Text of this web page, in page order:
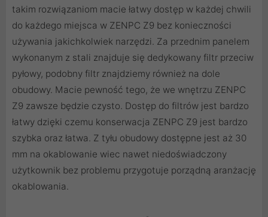
takim rozwiązaniom macie łatwy dostęp w każdej chwili
do każdego miejsca w ZENPC Z9 bez konieczności
używania jakichkolwiek narzędzi. Za przednim panelem
wykonanym z stali znajduje się dedykowany filtr przeciw
pyłowy, podobny filtr znajdziemy również na dole
obudowy. Macie pewność tego, że we wnętrzu ZENPC
Z9 zawsze będzie czysto. Dostęp do filtrów jest bardzo
łatwy dzięki czemu konserwacja ZENPC Z9 jest bardzo
szybka oraz łatwa. Z tyłu obudowy dostępne jest aż 30
mm na okablowanie wiec nawet niedoświadczony
użytkownik bez problemu przygotuje porządną aranżację
okablowania.